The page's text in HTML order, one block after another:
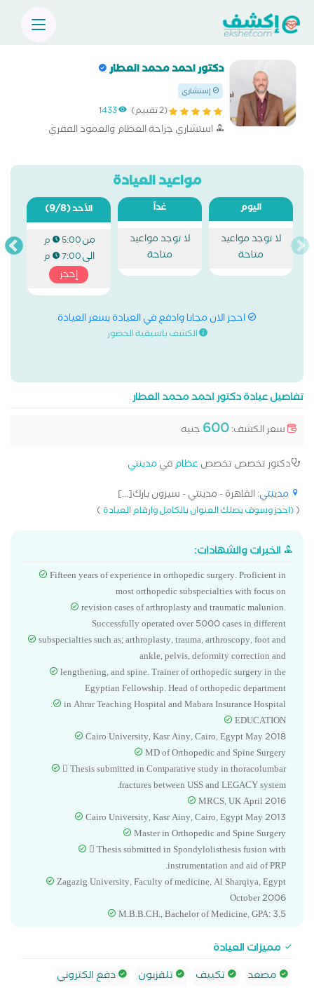
دكتور احمد محمد العطار
إستشاري
(2 تقييم) 1433
استشاري جراحة العظام والعمود الفقري
مواعيد العيادة
اليوم
لا توجد مواعيد
متاحة
غداً
لا توجد مواعيد
متاحة
الأحد(9/8)
من5:00 م
الى7:00 م
إحجز
احجز الان مجانا وادفع في العيادة بسعر العيادة
الكشف باسبقية الحضور
تفاصيل عيادة دكتور احمد محمد العطار
سعر الكشف:600 جنيه
دكتور تخصص تخصص عظامفي مدينتي
مدينتي: القاهرة - مدينتي - سيزون بارك[...]
((احجز وسوف يصلك العنوان بالكامل وارقام العيادة)
الخبرات والشهادات:
Fifteen years of experience in orthopedic surgery. Proficient in
most orthopedic subspecialties with focus on
revision cases of arthroplasty and traumatic malunion.
Successfully operated over 5000 cases in different
subspecialties such as; arthroplasty, trauma, arthroscopy, foot and
ankle, pelvis, deformity correction and
lengthening, and spine. Trainer of orthopedic surgery in the
Egyptian Fellowship. Head of orthopedic department
in Ahrar Teaching Hospital and Mabara Insurance Hospital.
EDUCATION
Cairo University, Kasr Ainy, Cairo, Egypt May 2018
MD of Orthopedic and Spine Surgery
 Thesis submitted in Comparative study in thoracolumbar
fractures between USS and LEGACY system.
MRCS, UK April 2016
Cairo University, Kasr Ainy, Cairo, Egypt May 2013
Master in Orthopedic and Spine Surgery
 Thesis submitted in Spondylolisthesis fusion with
instrumentation and aid of PRP.
Zagazig University, Faculty of medicine, Al Sharqiya, Egypt
October 2006
M.B.B.CH., Bachelor of Medicine, GPA: 3.5
مميزات العيادة
مصعد
تكييف تلفزيون دفع الكتروني